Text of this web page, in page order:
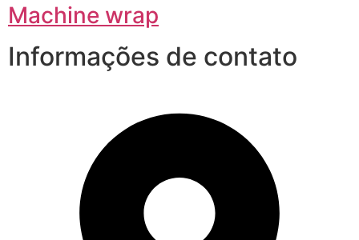
Machine wrap
Informações de contato